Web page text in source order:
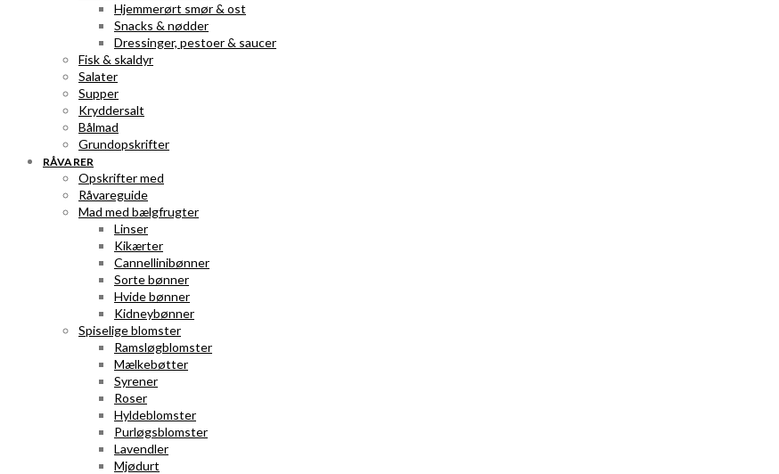
Hjemmerørt smør & ost
Snacks & nødder
Dressinger, pestoer & saucer
Fisk & skaldyr
Salater
Supper
Kryddersalt
Bålmad
Grundopskrifter
RÅVARER
Opskrifter med
Råvareguide
Mad med bælgfrugter
Linser
Kikærter
Cannellinibønner
Sorte bønner
Hvide bønner
Kidneybønner
Spiselige blomster
Ramsløgblomster
Mælkebøtter
Syrener
Roser
Hyldeblomster
Purløgsblomster
Lavendler
Mjødurt